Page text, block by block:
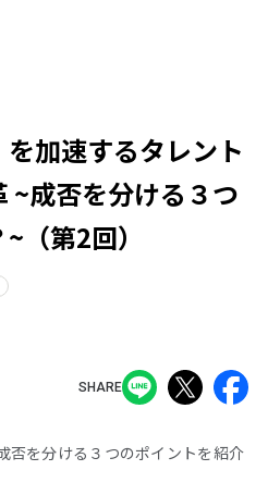
を加速するタレント
~成否を分ける３つ
（第2回）
SHARE
否を分ける３つのポイントを紹介